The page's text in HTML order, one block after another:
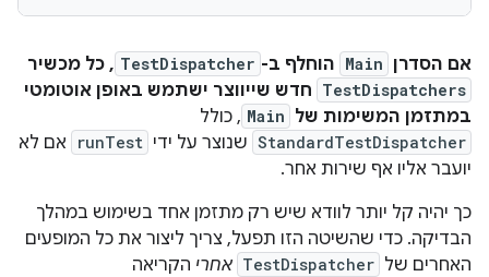
אם הסדרן Main הוחלף ב- TestDispatcher , כל מכשיר
TestDispatchers חדש שייווצר ישתמש באופן אוטומטי
במתזמן המשימות של Main , כולל
StandardTestDispatcher שנוצר על ידי runTest
אם לא
יועבר אליו אף שירות אחר.
כך יהיה קל יותר לוודא שיש רק מתזמן אחד בשימוש במהלך
הבדיקה. כדי שהשיטה הזו תפעל, צריך ליצור את כל המופעים
האחרים של TestDispatcher אחרי הקריאה